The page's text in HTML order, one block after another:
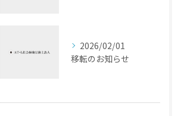
2026/02/01
移転のお知らせ